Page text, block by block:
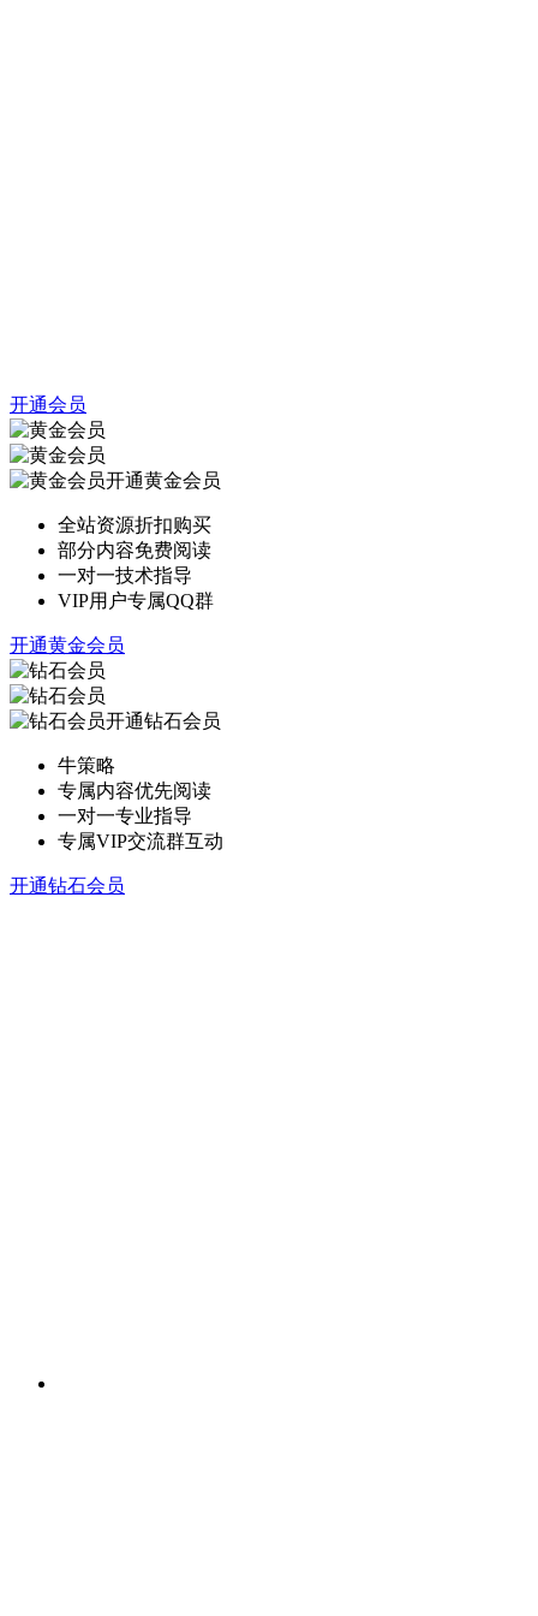
开通会员
开通黄金会员
全站资源折扣购买
部分内容免费阅读
一对一技术指导
VIP用户专属QQ群
开通黄金会员
开通钻石会员
牛策略
专属内容优先阅读
一对一专业指导
专属VIP交流群互动
开通钻石会员